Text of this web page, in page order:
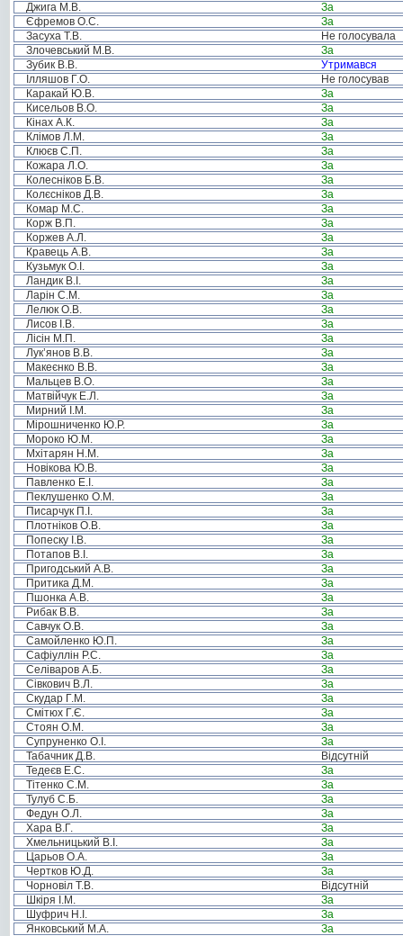
Джига М.В.
За
Єфремов О.С.
За
Засуха Т.В.
Не голосувала
Злочевський М.В.
За
Зубик В.В.
Утримався
Ілляшов Г.О.
Не голосував
Каракай Ю.В.
За
Кисельов В.О.
За
Кінах А.К.
За
Клімов Л.М.
За
Клюєв С.П.
За
Кожара Л.О.
За
Колесніков Б.В.
За
Колєсніков Д.В.
За
Комар М.С.
За
Корж В.П.
За
Коржев А.Л.
За
Кравець А.В.
За
Кузьмук О.І.
За
Ландик В.І.
За
Ларін С.М.
За
Лелюк О.В.
За
Лисов І.В.
За
Лісін М.П.
За
Лук’янов В.В.
За
Макеєнко В.В.
За
Мальцев В.О.
За
Матвійчук Е.Л.
За
Мирний І.М.
За
Мірошниченко Ю.Р.
За
Мороко Ю.М.
За
Мхітарян Н.М.
За
Новікова Ю.В.
За
Павленко Е.І.
За
Пеклушенко О.М.
За
Писарчук П.І.
За
Плотніков О.В.
За
Попеску І.В.
За
Потапов В.І.
За
Пригодський А.В.
За
Притика Д.М.
За
Пшонка А.В.
За
Рибак В.В.
За
Савчук О.В.
За
Самойленко Ю.П.
За
Сафіуллін Р.С.
За
Селіваров А.Б.
За
Сівкович В.Л.
За
Скудар Г.М.
За
Смітюх Г.Є.
За
Стоян О.М.
За
Супруненко О.І.
За
Табачник Д.В.
Відсутній
Тедеєв Е.С.
За
Тітенко С.М.
За
Тулуб С.Б.
За
Федун О.Л.
За
Хара В.Г.
За
Хмельницький В.І.
За
Царьов О.А.
За
Чертков Ю.Д.
За
Чорновіл Т.В.
Відсутній
Шкіря І.М.
За
Шуфрич Н.І.
За
Янковський М.А.
За